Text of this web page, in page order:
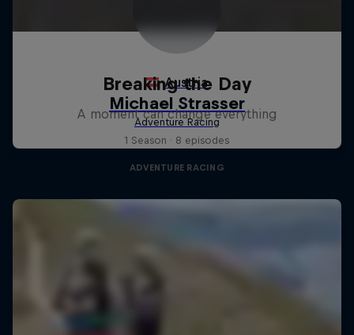
Breaking the Day
A moment can change everything
1 Season · 8 episodes
ADVENTURE RACING